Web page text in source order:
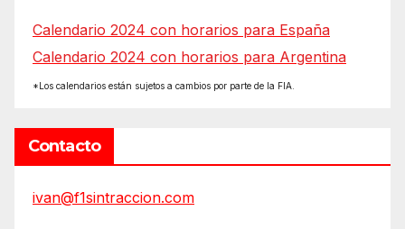
Calendario 2024 con horarios para España
Calendario 2024 con horarios para Argentina
*Los calendarios están sujetos a cambios por parte de la FIA.
Contacto
ivan@f1sintraccion.com